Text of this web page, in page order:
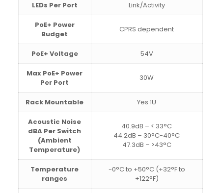
LEDs Per Port Link/Activity
PoE+ Power
Budget
CPRS dependent
PoE+ Voltage 54V
Max PoE+ Power
Per Port
30W
Rack Mountable Yes 1U
Acoustic Noise
dBA Per Switch
(Ambient
Temperature)
40.9dB – < 33°C
44.2dB – 30°C-40°C
47.3dB – >43°C
Temperature
ranges
-0°C to +50°C (+32°F to
+122°F)